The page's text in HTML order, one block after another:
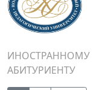
ИНОСТРАННОМУ
АБИТУРИЕНТУ